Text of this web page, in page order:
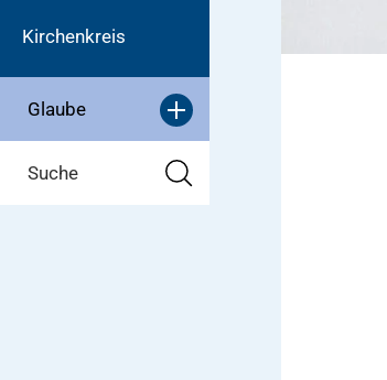
Kirchenkreis
Glaube
Suche